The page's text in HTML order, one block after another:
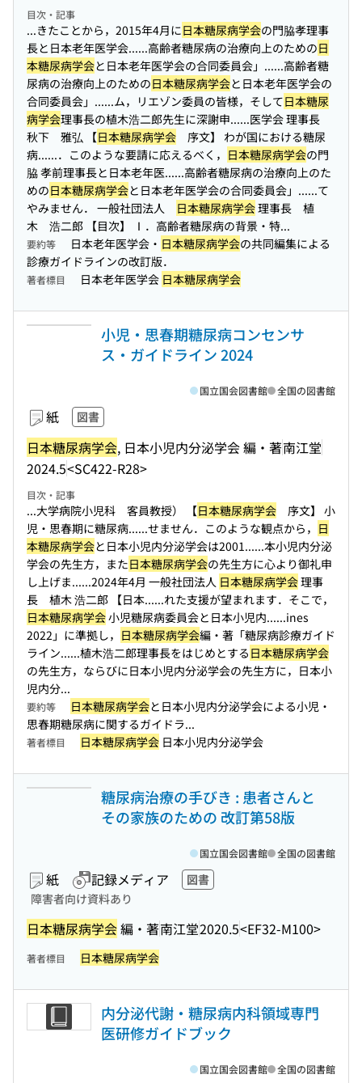
目次・記事
...きたことから，2015年4月に日本糖尿病学会の門脇孝理事
長と日本老年医学会......高齢者糖尿病の治療向上のための日
本糖尿病学会と日本老年医学会の合同委員会」......高齢者糖
尿病の治療向上のための日本糖尿病学会と日本老年医学会の
合同委員会」......ム，リエゾン委員の皆様，そして日本糖尿
病学会理事長の植木浩二郎先生に深謝申......医学会 理事長
秋下 雅弘 【日本糖尿病学会 序文】 わが国における糖尿
病......．このような要請に応えるべく， 日本糖尿病学会の門
脇 孝前理事長と日本老年医......高齢者糖尿病の治療向上のた
めの日本糖尿病学会と日本老年医学会の合同委員会」......て
やみません． 一般社団法人 日本糖尿病学会理事長 植
木 浩二郎 【目次】 Ⅰ．高齢者糖尿病の背景・特...
要約等 日本老年医学会・ 日本糖尿病学会の共同編集による
診療ガイドラインの改訂版．
著者標目 日本老年医学会 日本糖尿病学会
小児・思春期糖尿病コンセンサ
ス・ガイドライン 2024
紙 図書
日本糖尿病学会, 日本小児内分泌学会 編・著南江堂
2024.5<SC422-R28>
国立国会図書館 全国の図書館
目次・記事
...大学病院小児科 客員教授） 【日本糖尿病学会 序文】 小
児・思春期に糖尿病......せません．このような観点から， 日
本糖尿病学会と日本小児内分泌学会は2001......本小児内分泌
学会の先生方，また日本糖尿病学会の先生方に心より御礼申
し上げま......2024年4月 一般社団法人 日本糖尿病学会理事
長 植木 浩二郎 【日本......れた支援が望まれます．そこで，
日本糖尿病学会小児糖尿病委員会と日本小児内......ines
2022」に準拠し， 日本糖尿病学会編・著「糖尿病診療ガイド
ライン......植木浩二郎理事長をはじめとする 日本糖尿病学会
の先生方，ならびに日本小児内分泌学会の先生方に，日本小
児内分...
要約等 日本糖尿病学会と日本小児内分泌学会による小児・
思春期糖尿病に関するガイドラ...
著者標目 日本糖尿病学会 日本小児内分泌学会
糖尿病治療の手びき : 患者さんと
その家族のための 改訂第58版
紙 記録メディア
図書
障害者向け資料あり
日本糖尿病学会編・著南江堂2020.5<EF32-M100>
国立国会図書館 全国の図書館
著者標目 日本糖尿病学会
内分泌代謝・糖尿病内科領域専門
医研修ガイドブック
国立国会図書館 全国の図書館